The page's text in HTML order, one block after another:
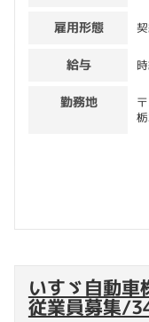
雇用形態
給与
勤務地
いすゞ自動車
従業員募集/